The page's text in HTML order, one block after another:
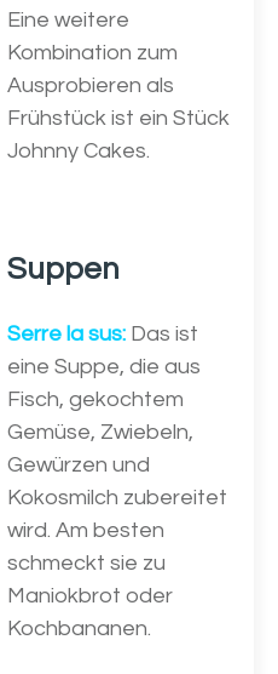
Eine weitere
Kombination zum
Ausprobieren als
Frühstück ist ein Stück
Johnny Cakes.
Suppen
Serre la sus: Das ist
eine Suppe, die aus
Fisch, gekochtem
Gemüse, Zwiebeln,
Gewürzen und
Kokosmilch zubereitet
wird. Am besten
schmeckt sie zu
Maniokbrot oder
Kochbananen.